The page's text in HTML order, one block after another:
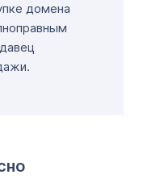
домена